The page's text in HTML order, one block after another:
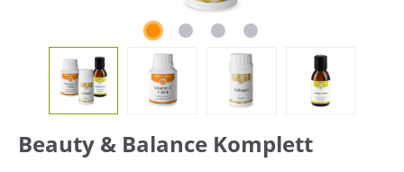
Beauty & Balance Komplett